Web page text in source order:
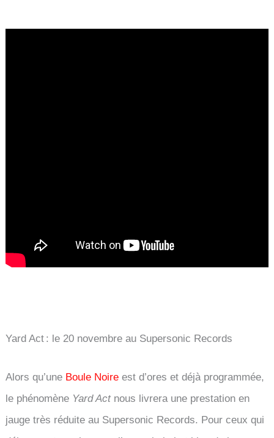
Yard Act : le 20 novembre au Supersonic Records
Alors qu’une Boule Noire est d’ores et déjà programmée,
le phénomène Yard Actnous livrera une prestation en
jauge très réduite au Supersonic Records. Pour ceux qui